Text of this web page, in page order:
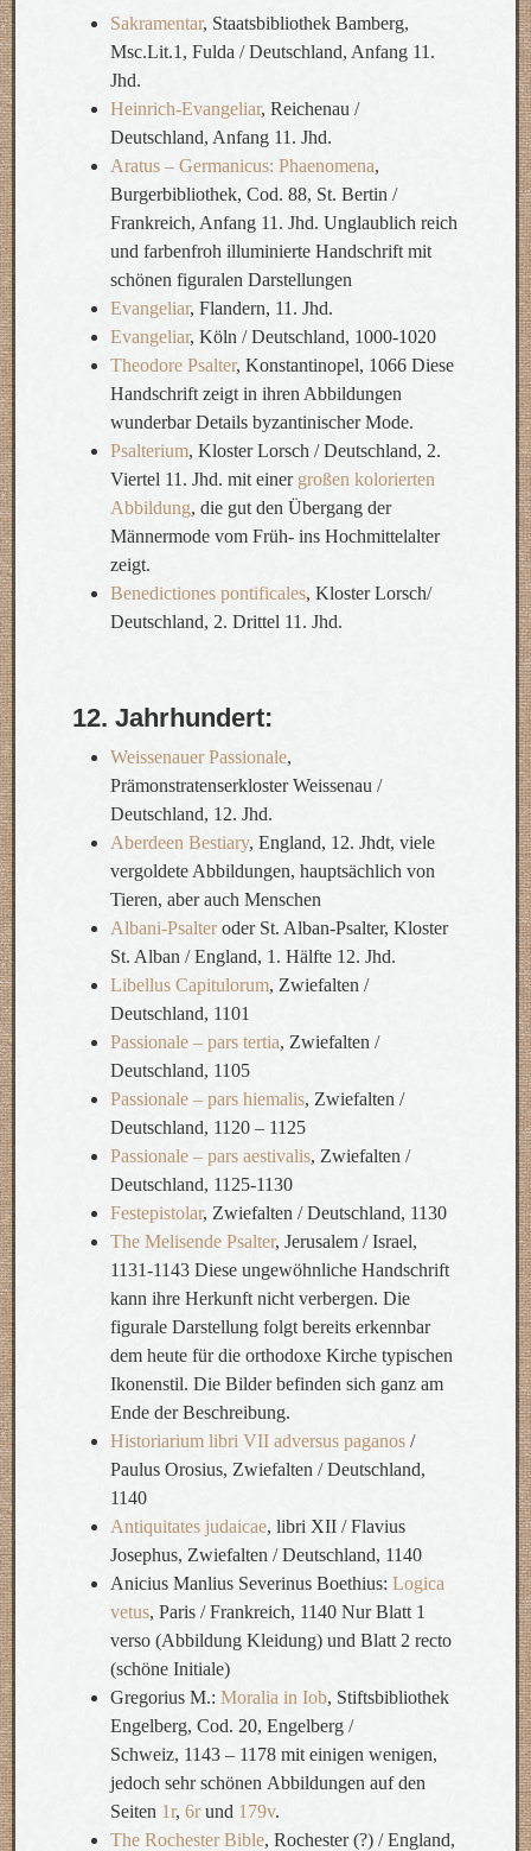
Sakramentar, Staatsbibliothek Bamberg,
Msc.Lit.1, Fulda / Deutschland, Anfang 11.
Jhd.
Heinrich-Evangeliar, Reichenau /
Deutschland, Anfang 11. Jhd.
Aratus – Germanicus: Phaenomena,
Burgerbibliothek, Cod. 88, St. Bertin /
Frankreich, Anfang 11. Jhd. Unglaublich reich
und farbenfroh illuminierte Handschrift mit
schönen figuralen Darstellungen
Evangeliar, Flandern, 11. Jhd.
Evangeliar, Köln / Deutschland, 1000-1020
Theodore Psalter, Konstantinopel, 1066 Diese
Handschrift zeigt in ihren Abbildungen
wunderbar Details byzantinischer Mode.
Psalterium, Kloster Lorsch / Deutschland, 2.
Viertel 11. Jhd. mit einer großen kolorierten
Abbildung, die gut den Übergang der
Männermode vom Früh- ins Hochmittelalter
zeigt.
Benedictiones pontificales, Kloster Lorsch/
Deutschland, 2. Drittel 11. Jhd.
12. Jahrhundert:
Weissenauer Passionale,
Prämonstratenserkloster Weissenau /
Deutschland, 12. Jhd.
Aberdeen Bestiary, England, 12. Jhdt, viele
vergoldete Abbildungen, hauptsächlich von
Tieren, aber auch Menschen
Albani-Psalteroder St. Alban-Psalter, Kloster
St. Alban / England, 1. Hälfte 12. Jhd.
Libellus Capitulorum, Zwiefalten /
Deutschland, 1101
Passionale – pars tertia, Zwiefalten /
Deutschland, 1105
Passionale – pars hiemalis, Zwiefalten /
Deutschland, 1120 – 1125
Passionale – pars aestivalis, Zwiefalten /
Deutschland, 1125-1130
Festepistolar, Zwiefalten / Deutschland, 1130
The Melisende Psalter, Jerusalem / Israel,
1131-1143 Diese ungewöhnliche Handschrift
kann ihre Herkunft nicht verbergen. Die
figurale Darstellung folgt bereits erkennbar
dem heute für die orthodoxe Kirche typischen
Ikonenstil. Die Bilder befinden sich ganz am
Ende der Beschreibung.
Historiarium libri VII adversus paganos /
Paulus Orosius, Zwiefalten / Deutschland,
1140
Antiquitates judaicae, libri XII / Flavius
Josephus, Zwiefalten / Deutschland, 1140
Anicius Manlius Severinus Boethius: Logica
vetus, Paris / Frankreich, 1140 Nur Blatt 1
verso (Abbildung Kleidung) und Blatt 2 recto
(schöne Initiale)
Gregorius M.: Moralia in Iob, Stiftsbibliothek
Engelberg, Cod. 20, Engelberg /
Schweiz, 1143 – 1178 mit einigen wenigen,
jedoch sehr schönen Abbildungen auf den
Seiten 1r, 6rund 179v.
The Rochester Bible, Rochester (?) / England,